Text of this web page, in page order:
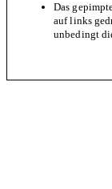
Das
auf links
unbedingt